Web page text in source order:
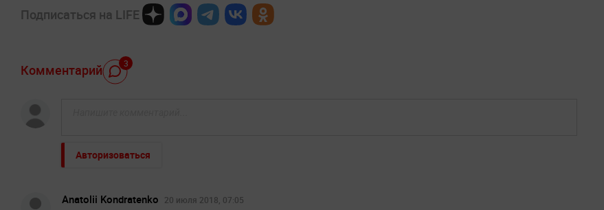
Подписаться на LIFE
Комментарий 3
Авторизоваться
Anatolii Kondratenko 20 июля 2018, 07:05